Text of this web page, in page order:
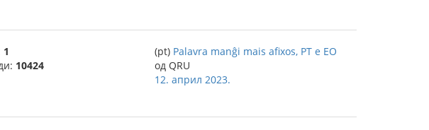
1
10424
(pt) Palavra manĝi mais afixos, PT e EO
од QRU
12. април 2023.